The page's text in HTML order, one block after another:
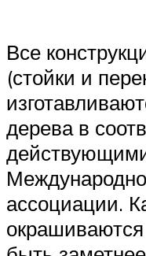
Все
(стойки и
дерева в
ассоциации.